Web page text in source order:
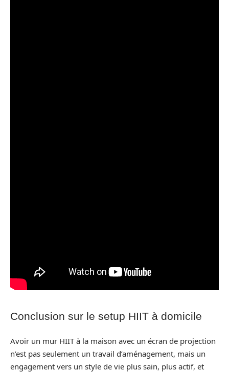
Conclusion sur le setup HIIT à domicile
Avoir un mur HIIT à la maison avec un écran de projection
n’est pas seulement un travail d’aménagement, mais un
engagement vers un style de vie plus sain, plus actif, et